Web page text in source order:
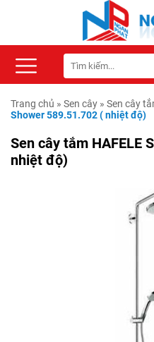
Trang chủ » Sen cây » Sen cây
Shower 589.51.702 ( nhiệt độ)
Sen cây tắm HAFELE
nhiệt độ)